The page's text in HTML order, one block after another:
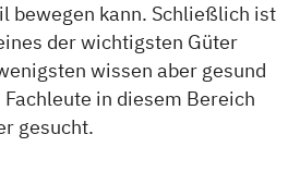
Klinische
in Sozialer Arbeit
bewegen kann. Schließlich ist
der wichtigsten Güter
wissen aber gesund
in diesem Bereich
gesucht.